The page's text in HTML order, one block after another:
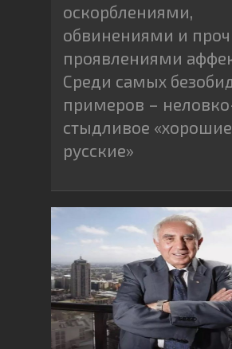
оскорблениями,
обвинениями и
проявлениями
Среди самых
примеров –
стыдливое «хорошие
русские»